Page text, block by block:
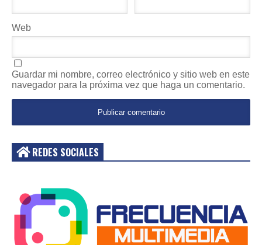
Web
Guardar mi nombre, correo electrónico y sitio web en este
navegador para la próxima vez que haga un comentario.
REDES SOCIALES